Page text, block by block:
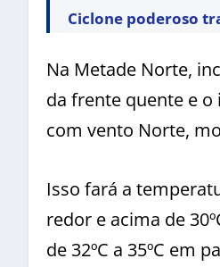
Ciclone poderoso
Na Metade Norte,
da frente quente e
com vento Norte,
Isso fará a
redor e acima de
de 32ºC a 35ºC em